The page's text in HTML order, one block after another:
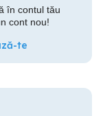
în contul tău
cont nou!
te